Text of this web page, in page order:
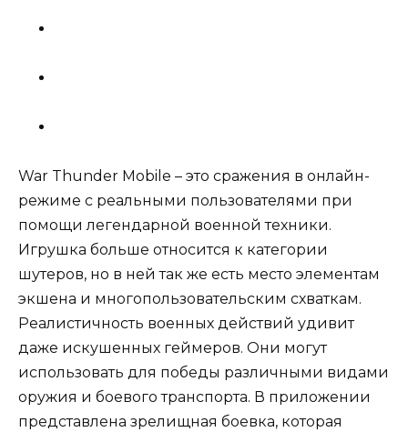
War Thunder Mobile – это сражения в онлайн-
режиме с реальными пользователями при
помощи легендарной военной техники.
Игрушка больше относится к категории
шутеров, но в ней так же есть место элементам
экшена и многопользовательским схваткам.
Реалистичность военных действий удивит
даже искушенных геймеров. Они могут
использовать для победы различными видами
оружия и боевого транспорта. В приложении
представлена зрелищная боевка, которая